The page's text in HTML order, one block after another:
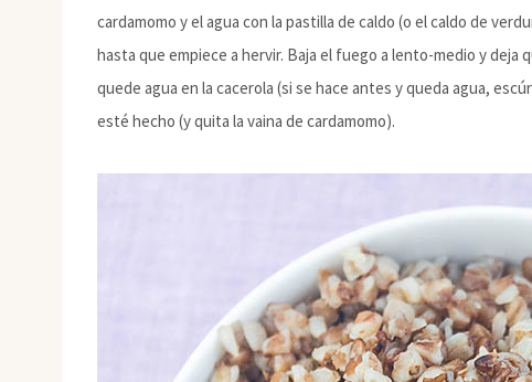
cardamomo y el agua con la pastilla de caldo (o el caldo de
hasta que empiece a hervir. Baja el fuego a lento-medio y
quede agua en la cacerola (si se hace antes y queda agua,
esté hecho (y quita la vaina de cardamomo).